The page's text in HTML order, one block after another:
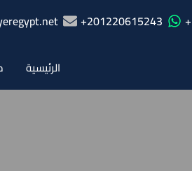
201220615243+
الرئيسية